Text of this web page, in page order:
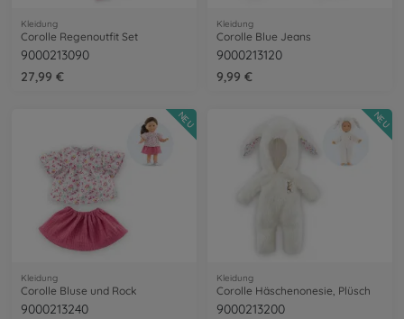
Kleidung
Corolle Regenoutfit Set
9000213090
27,99 €
Kleidung
Corolle Blue Jeans
9000213120
9,99 €
Kleidung
Corolle Bluse und Rock
9000213240
NEU
Kleidung
Corolle Häschenonesie, Plüsch
9000213200
NEU